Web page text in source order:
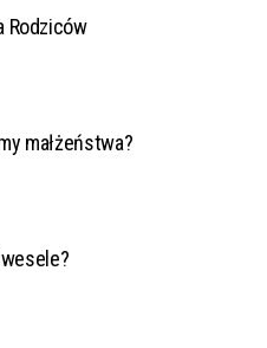
Rodziców
małżeństwa?